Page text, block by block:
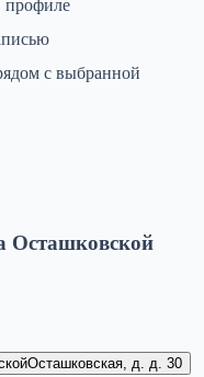
профиле
с выбранной
Осташковской
Осташковская, д. д. 30